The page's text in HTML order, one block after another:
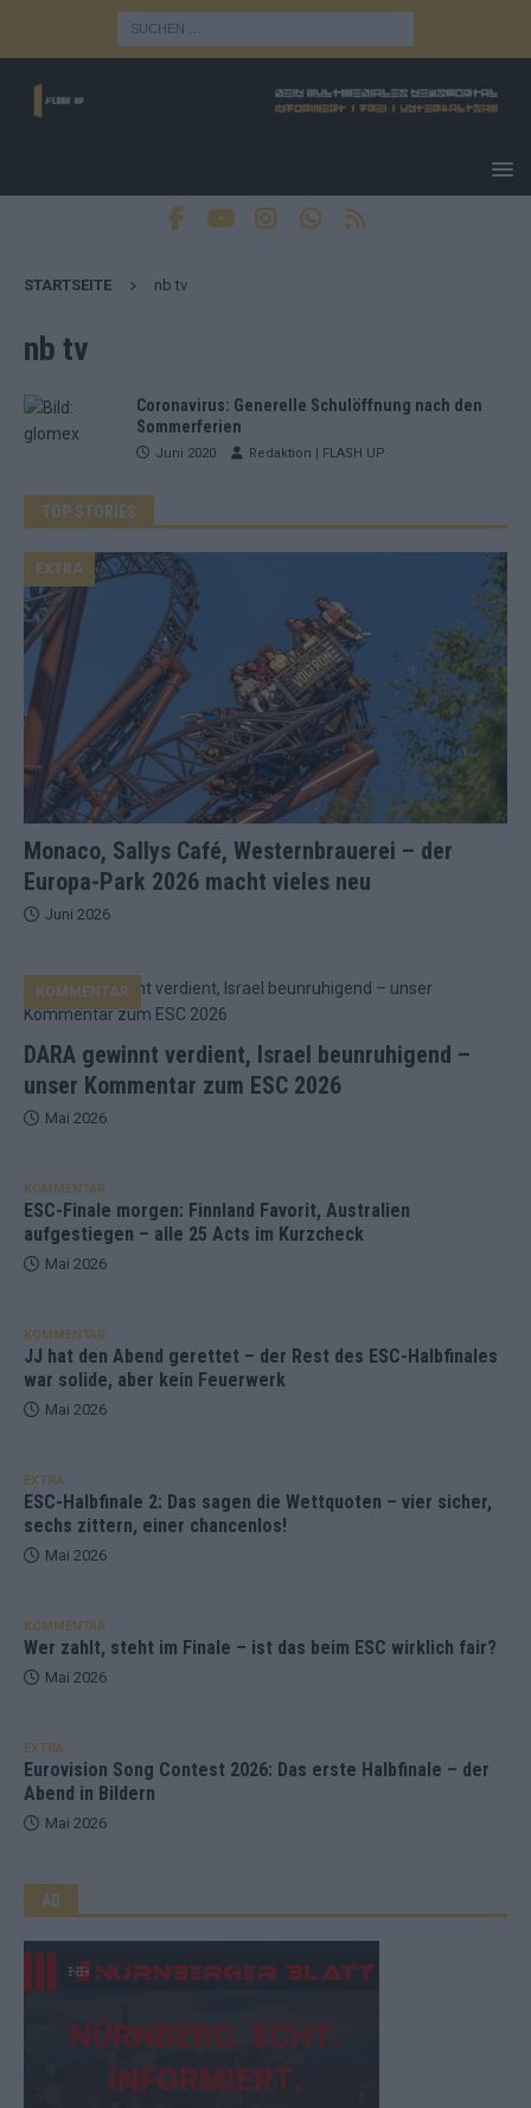
STARTSEITE nb tv
nb tv
Coronavirus: Generelle Schulöffnung nach den
Sommerferien
Juni 2020 Redaktion | FLASH UP
TOP STORIES
Monaco, Sallys Café, Westernbrauerei – der
Europa-Park 2026 macht vieles neu
EXTRA
Juni 2026
DARA gewinnt verdient, Israel beunruhigend –
unser Kommentar zum ESC 2026
KOMMENTAR
Mai 2026
KOMMENTAR
ESC-Finale morgen: Finnland Favorit, Australien
aufgestiegen – alle 25 Acts im Kurzcheck
Mai 2026
KOMMENTAR
JJ hat den Abend gerettet – der Rest des ESC-Halbfinales
war solide, aber kein Feuerwerk
Mai 2026
EXTRA
ESC-Halbfinale 2: Das sagen die Wettquoten – vier sicher,
sechs zittern, einer chancenlos!
Mai 2026
KOMMENTAR
Wer zahlt, steht im Finale – ist das beim ESC wirklich fair?
Mai 2026
EXTRA
Eurovision Song Contest 2026: Das erste Halbfinale – der
Abend in Bildern
Mai 2026
AD